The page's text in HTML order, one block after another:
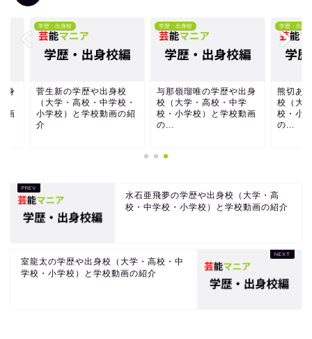
新の学歴や出身校
学・高校・中学校・
校）と学校動画の紹
与那嶺瑠唯の学歴や出身
校（大学・高校・中学
校・小学校）と学校動画
熊切あさ美の学歴や
校（大学・高校・中
校・小学校）と学校
水石亜飛夢の学歴や出身校（大学・高
校・中学校・小学校）と学校動画の紹介
室龍太の学歴や出身校（大学・高校・中
学校・小学校）と学校動画の紹介